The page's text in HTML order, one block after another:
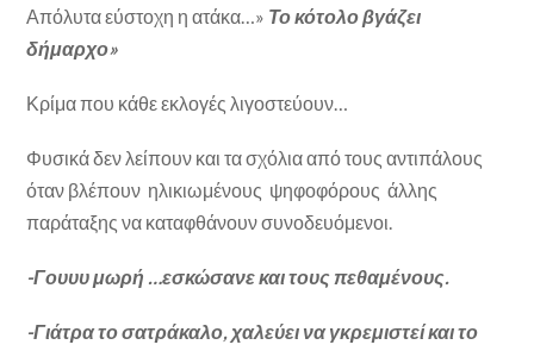
Απόλυτα εύστοχη η ατάκα…» Το κότολο βγάζει
δήμαρχο»
Κρίμα που κάθε εκλογές λιγοστεύουν…
Φυσικά δεν λείπουν και τα σχόλια από τους αντιπάλους
όταν βλέπουν ηλικιωμένους ψηφοφόρους άλλης
παράταξης να καταφθάνουν συνοδευόμενοι.
-Γουυυ μωρή …εσκώσανε και τους πεθαμένους.
-Γιάτρα το σατράκαλο, χαλεύει να γκρεμιστεί και το